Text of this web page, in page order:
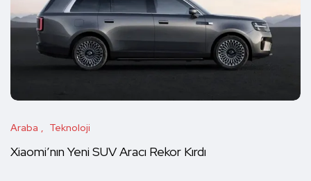
Araba Teknoloji
Xiaomi’nın Yeni SUV Aracı Rekor Kırdı